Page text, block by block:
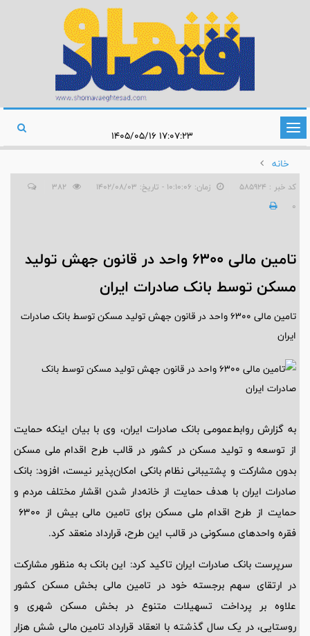
تغییر
وضعیت
ناوبری
خانه
کد خبر : 585924 زمان: ۱۰:۱۰:۰۶ - تاریخ: ۱۴۰۲/۰۸/۰۳
0
تامین مالی 6300 واحد در قانون جهش تولید
مسکن توسط بانک صادرات ایران
تامین مالی 6300 واحد در قانون جهش تولید مسکن توسط بانک صادرات
ایران
به گزارش روابط‌عمومی بانک صادرات ایران، وی با بیان اینکه حمایت
از توسعه و تولید مسکن در کشور در قالب طرح اقدام ملی مسکن
بدون مشارکت و پشتیبانی نظام بانکی امکان‌پذیر نیست، افزود: بانک
صادرات ایران با هدف حمایت از خانه‌دار شدن اقشار مختلف مردم و
حمایت از طرح اقدام ملی مسکن برای تامین مالی بیش از 6300
فقره واحدهای مسکونی در قالب این طرح، قرارداد منعقد کرد.
سرپرست بانک صادرات ایران تاکید کرد: این بانک به منظور مشارکت
در ارتقای سهم برجسته خود در تامین مالی بخش مسکن کشور
علاوه بر پرداخت تسهیلات متنوع در بخش مسکن شهری و
روستایی، در یک سال گذشته با انعقاد قرارداد تامین مالی شش هزار